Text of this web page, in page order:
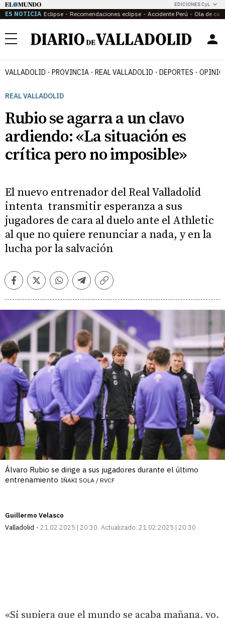
EDICIONES CyL
ES NOTICIA Eclipse Recomendaciones eclipse Accidente Perú Ola de
Menú
VALLADOLID PROVINCIA REAL VALLADOLID DEPORTES
REAL VALLADOLID
Rubio se agarra a un clavo
ardiendo: «La situación es
crítica pero no imposible»
El nuevo entrenador del Real Valladolid
intenta transmitir esperanza a sus
jugadores de cara al duelo ante el Athletic
al que no quiere renunciar a nada, y en la
lucha por la salvación
FacebookTwitterWhatsappTelegramCopiar
Álvaro Rubio se dirige a sus jugadores durante el último
entrenamiento IÑAKI SOLA / RVCF
Guillermo Velasco
Valladolid
21.02.2025 | 20:30 Actualizado: 21.02.2025 | 20:30
«Si supiera que el mundo se acaba mañana, yo,